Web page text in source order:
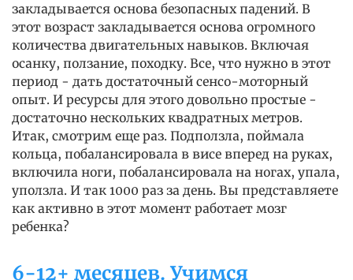
закладывается основа безопасных падений. В
этот возраст закладывается основа огромного
количества двигательных навыков. Включая
осанку, ползание, походку. Все, что нужно в этот
период - дать достаточный сенсо-моторный
опыт. И ресурсы для этого довольно простые -
достаточно нескольких квадратных метров.
Итак, смотрим еще раз. Подползла, поймала
кольца, побалансировала в висе вперед на руках,
включила ноги, побалансировала на ногах, упала,
уползла. И так 1000 раз за день. Вы представляете
как активно в этот момент работает мозг
ребенка?
6-12+ месяцев. Учимся